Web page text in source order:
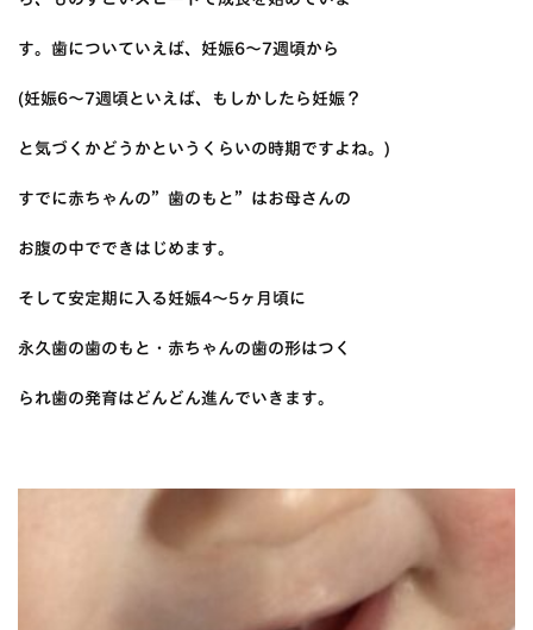
す。歯についていえば、妊娠6〜7週頃から
(妊娠6〜7週頃といえば、もしかしたら妊娠？
と気づくかどうかというくらいの時期ですよね。)
すでに赤ちゃんの”歯のもと”はお母さんの
お腹の中でできはじめます。
そして安定期に入る妊娠4〜5ヶ月頃に
永久歯の歯のもと・赤ちゃんの歯の形はつく
られ歯の発育はどんどん進んでいきます。